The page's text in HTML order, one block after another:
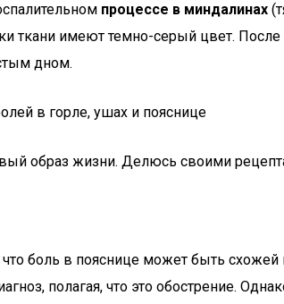
процессе в миндалинах
ткани имеют темно-серый цвет.
дном.
в горле, ушах и пояснице
образ жизни. Делюсь своими
боль в пояснице может быть
полагая, что это обострение.